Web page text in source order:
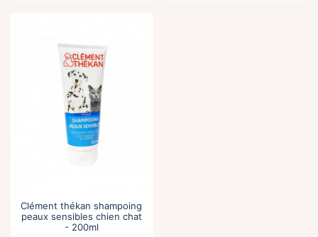
Clément thékan shampoing
peaux sensibles chien chat
- 200ml